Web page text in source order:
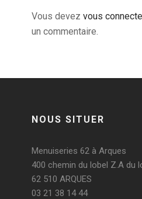
Vous devez vous
un commentaire.
NOUS SITUER
Menuiseries 62 à Arques
400 chemin du lobel Z.A du
62 510 ARQUES
03 21 38 14 44